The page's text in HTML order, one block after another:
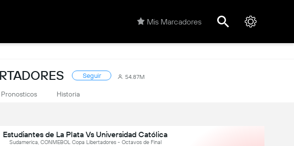
Mis Marcadores
Seguir 54.87M
Pronosticos Historia
Estudiantes de La Plata Vs Universidad Católica
Sudamerica, CONMEBOL Copa Libertadores - Octavos de Final